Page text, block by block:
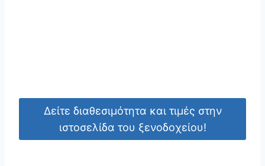
Δείτε διαθεσιμότητα και τιμές στην
ιστοσελίδα του ξενοδοχείου!